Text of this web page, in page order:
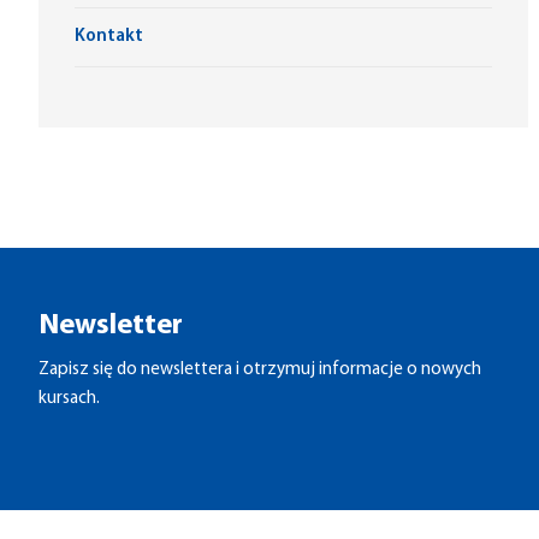
Kontakt
Newsletter
Zapisz się do newslettera i otrzymuj informacje o nowych
kursach.